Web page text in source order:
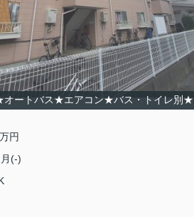
ートバス★エアコン★バス・トイレ別
万円
(-)